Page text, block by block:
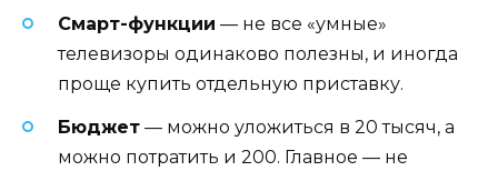
Смарт-функции — не все «умные»
телевизоры одинаково полезны, и иногда
проще купить отдельную приставку.
Бюджет — можно уложиться в 20 тысяч, а
можно потратить и 200. Главное — не